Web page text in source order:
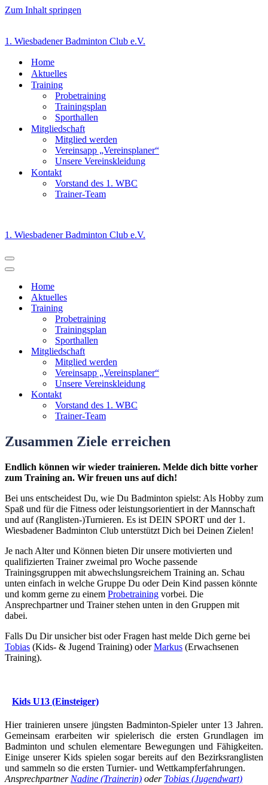
Zum Inhalt springen
1. Wiesbadener Badminton Club e.V.
Home
Aktuelles
Training
Probetraining
Trainingsplan
Sporthallen
Mitgliedschaft
Mitglied werden
Vereinsapp „Vereinsplaner“
Unsere Vereinskleidung
Kontakt
Vorstand des 1. WBC
Trainer-Team
1. Wiesbadener Badminton Club e.V.
Navigationsmenü
Navigationsmenü
Home
Aktuelles
Training
Probetraining
Trainingsplan
Sporthallen
Mitgliedschaft
Mitglied werden
Vereinsapp „Vereinsplaner“
Unsere Vereinskleidung
Kontakt
Vorstand des 1. WBC
Trainer-Team
Zusammen Ziele erreichen
Endlich können wir wieder trainieren. Melde dich bitte vorher
zum Training an. Wir freuen uns auf dich!
Bei uns entscheidest Du, wie Du Badminton spielst: Als Hobby zum
Spaß und für die Fitness oder leistungsorientiert in der Mannschaft
und auf (Ranglisten-)Turnieren. Es ist DEIN SPORT und der 1.
Wiesbadener Badminton Club unterstützt Dich bei Deinen Zielen!
Je nach Alter und Können bieten Dir unsere motivierten und
qualifizierten Trainer zweimal pro Woche passende
Trainingsgruppen mit abwechslungsreichem Training an. Schau
unten einfach in welche Gruppe Du oder Dein Kind passen könnte
und komm gerne zu einem Probetraining vorbei. Die
Ansprechpartner und Trainer stehen unten in den Gruppen mit
dabei.
Falls Du Dir unsicher bist oder Fragen hast melde Dich gerne bei
Tobias (Kids- & Jugend Training) oderMarkus (Erwachsenen
Training).
Kids U13 (Einsteiger)
Hier trainieren unsere jüngsten Badminton-Spieler unter 13 Jahren.
Gemeinsam erarbeiten wir spielerisch die ersten Grundlagen im
Badminton und schulen elementare Bewegungen und Fähigkeiten.
Einige unserer Kids spielen sogar bereits auf den Bezirksranglisten
und sammeln so die ersten Turnier- und Wettkampferfahrungen.
Ansprechpartner Nadine (Trainerin) oder Tobias (Jugendwart)